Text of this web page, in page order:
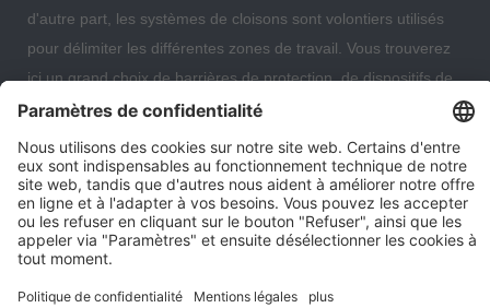
d'autre part, les systèmes de cloisons sont volontiers utilisés
pour délimiter les différentes zones de travail. Vous trouverez
ici un grand choix de barrières de protection, de dispositifs de
protection, de protections antichute et de cloisons grillagées
optimale votre entrepôt, votre centre de données ou même
votre immeuble d'habitation.
Paramètres des cookies Notre entreprise
Contact
Expédition et conditions de paiement
Mentions légales